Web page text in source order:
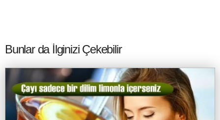
Bunlar da İlginizi Çekebilir